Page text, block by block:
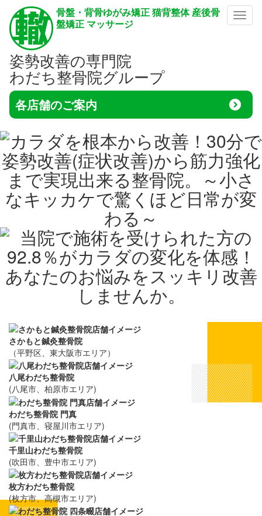
メニ
骨盤・背骨ゆがみ矯正 猫背整体 産後骨
盤矯正 マッサージ
姿勢改善の専門院
わだち整骨院グループ
各店舗のご案内
さかもと鍼灸整骨院
（平野区、東大阪市エリア）
八尾わだち整骨院
(八尾市、柏原市エリア)
わだち整骨院 門真
(門真市、寝屋川市エリア)
千里山わだち整骨院
(吹田市、豊中市エリア)
枚方わだち整骨院
(枚方市、高槻市エリア)